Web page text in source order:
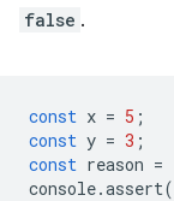
false .
const x = 5 ;
const y = 3 ;
const reason =
console.assert(